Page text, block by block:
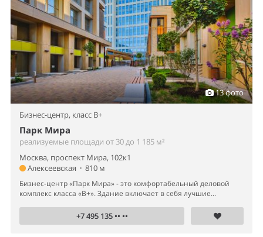
13 фото
Бизнес-центр, класс B+
Парк Мира
реализуемые площади от 30 до 1 185 м²
Москва, проспект Мира, 102к1
Алексеевская • 810 м
Бизнес-центр «Парк Мира» - это комфортабельный деловой
комплекс класса «B+». Здание включает в себя лучшие...
+7 495 135 •• ••